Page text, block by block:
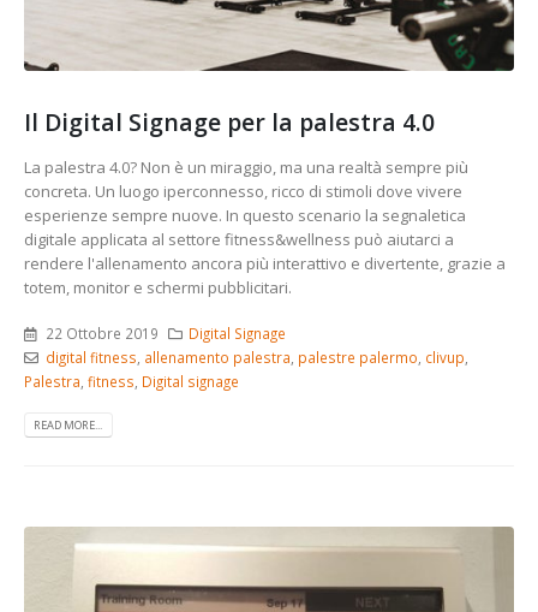
Il Digital Signage per la palestra 4.0
La palestra 4.0? Non è un miraggio, ma una realtà sempre più
concreta. Un luogo iperconnesso, ricco di stimoli dove vivere
esperienze sempre nuove. In questo scenario la segnaletica
digitale applicata al settore fitness&wellness può aiutarci a
rendere l'allenamento ancora più interattivo e divertente, grazie a
totem, monitor e schermi pubblicitari.
22 Ottobre 2019
Digital Signage
digital fitness allenamento palestra palestre palermo clivup
Palestra fitness Digital signage
READ MORE...